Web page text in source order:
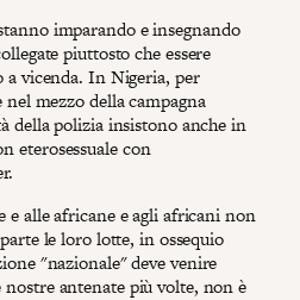
imparando e insegnando
piuttosto che essere
a vicenda. In Nigeria, per
mezzo della campagna
della polizia insistono anche in
eterosessuale con
e alle africane e agli africani non
le loro lotte, in ossequio
"nazionale" deve venire
antenate più volte, non è